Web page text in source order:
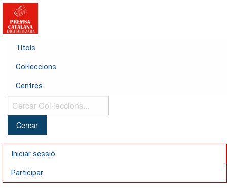
Títols
Col·leccions
Centres
Cercar
Col·leccions...
Iniciar sessió
Participar